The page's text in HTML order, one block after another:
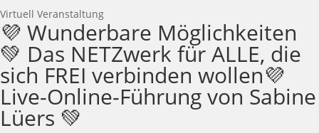
Virtuell Veranstaltung
💜 Wunderbare Möglichkeiten
💚 Das NETZwerk für ALLE, die
sich FREI verbinden wollen💜
Live-Online-Führung von Sabine
Lüers 💚